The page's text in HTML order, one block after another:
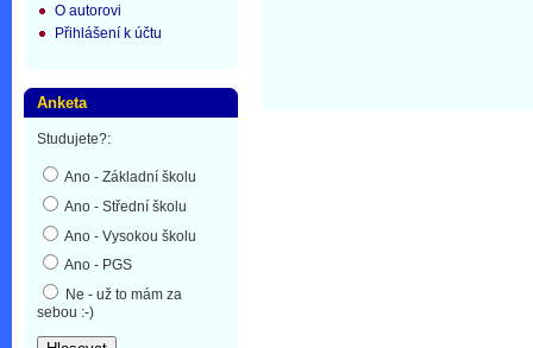
O autorovi
Přihlášení k účtu
Anketa
Studujete?:
Ano - Základní školu
Ano - Střední školu
Ano - Vysokou školu
Ano - PGS
Ne - už to mám za
sebou :-)